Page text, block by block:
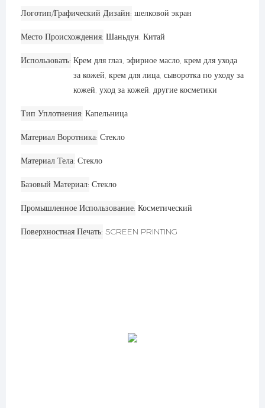
Логотип/графический Дизайн шелковой экран
Место Происхождения Шаньдун, Китай
Использовать Крем для глаз, эфирное масло, крем для ухода
за кожей, крем для лица, сыворотка по уходу за
кожей, уход за кожей, другие косметики
Тип Уплотнения Капельница
Материал Воротника Стекло
Материал Тела Стекло
Базовый Материал Стекло
Промышленное Использование Косметический
Поверхностная Печать SCREEN PRINTING